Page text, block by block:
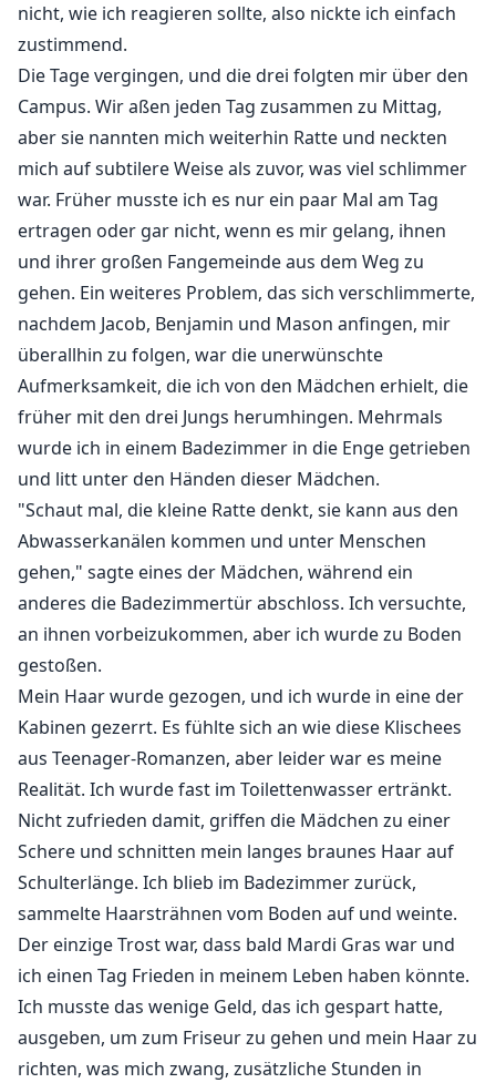
nicht, wie ich reagieren sollte, also nickte ich einfach
zustimmend.
Die Tage vergingen, und die drei folgten mir über den
Campus. Wir aßen jeden Tag zusammen zu Mittag,
aber sie nannten mich weiterhin Ratte und neckten
mich auf subtilere Weise als zuvor, was viel schlimmer
war. Früher musste ich es nur ein paar Mal am Tag
ertragen oder gar nicht, wenn es mir gelang, ihnen
und ihrer großen Fangemeinde aus dem Weg zu
gehen. Ein weiteres Problem, das sich verschlimmerte,
nachdem Jacob, Benjamin und Mason anfingen, mir
überallhin zu folgen, war die unerwünschte
Aufmerksamkeit, die ich von den Mädchen erhielt, die
früher mit den drei Jungs herumhingen. Mehrmals
wurde ich in einem Badezimmer in die Enge getrieben
und litt unter den Händen dieser Mädchen.
"Schaut mal, die kleine Ratte denkt, sie kann aus den
Abwasserkanälen kommen und unter Menschen
gehen," sagte eines der Mädchen, während ein
anderes die Badezimmertür abschloss. Ich versuchte,
an ihnen vorbeizukommen, aber ich wurde zu Boden
gestoßen.
Mein Haar wurde gezogen, und ich wurde in eine der
Kabinen gezerrt. Es fühlte sich an wie diese Klischees
aus Teenager-Romanzen, aber leider war es meine
Realität. Ich wurde fast im Toilettenwasser ertränkt.
Nicht zufrieden damit, griffen die Mädchen zu einer
Schere und schnitten mein langes braunes Haar auf
Schulterlänge. Ich blieb im Badezimmer zurück,
sammelte Haarsträhnen vom Boden auf und weinte.
Der einzige Trost war, dass bald Mardi Gras war und
ich einen Tag Frieden in meinem Leben haben könnte.
Ich musste das wenige Geld, das ich gespart hatte,
ausgeben, um zum Friseur zu gehen und mein Haar zu
richten, was mich zwang, zusätzliche Stunden in